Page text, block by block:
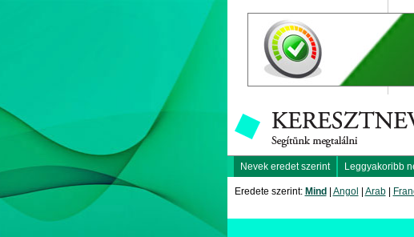
Nevek eredet szerint Leggyakoribb
Eredete szerint: Mind Angol Arab|